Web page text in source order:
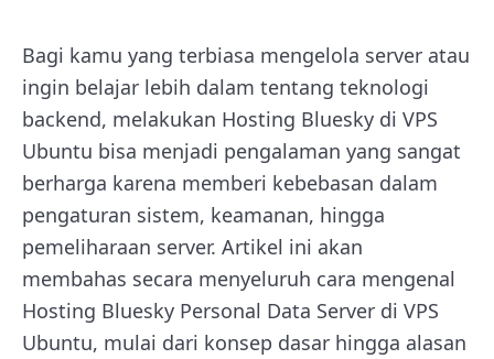
Bagi kamu yang terbiasa mengelola server atau
ingin belajar lebih dalam tentang teknologi
backend, melakukan Hosting Bluesky di VPS
Ubuntu bisa menjadi pengalaman yang sangat
berharga karena memberi kebebasan dalam
pengaturan sistem, keamanan, hingga
pemeliharaan server. Artikel ini akan
membahas secara menyeluruh cara mengenal
Hosting Bluesky Personal Data Server di VPS
Ubuntu, mulai dari konsep dasar hingga alasan